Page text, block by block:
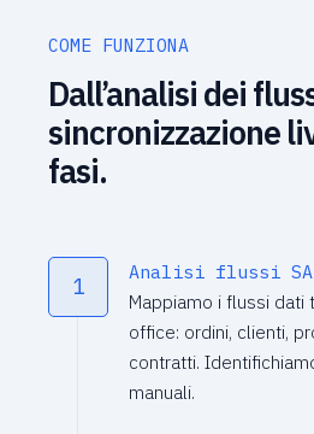
COME FUNZIONA
Dall’analisi dei
sincronizzazione
fasi.
1
Analisi flussi
Mappiamo i flussi dati
office: ordini, clienti,
contratti.
manuali.